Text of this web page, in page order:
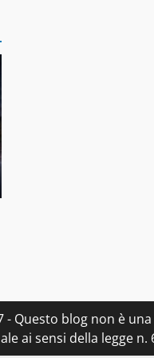
- Questo blog non è
sensi della legge n.